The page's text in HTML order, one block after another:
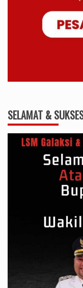
SELAMAT &